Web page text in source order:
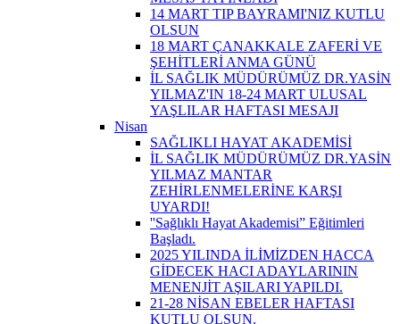
14 MART TIP BAYRAMI'NIZ KUTLU
OLSUN
18 MART ÇANAKKALE ZAFERİ VE
ŞEHİTLERİ ANMA GÜNÜ
İL SAĞLIK MÜDÜRÜMÜZ DR.YASİN
YILMAZ'IN 18-24 MART ULUSAL
YAŞLILAR HAFTASI MESAJI
Nisan
SAĞLIKLI HAYAT AKADEMİSİ
İL SAĞLIK MÜDÜRÜMÜZ DR.YASİN
YILMAZ MANTAR
ZEHİRLENMELERİNE KARŞI
UYARDI!
''Sağlıklı Hayat Akademisi” Eğitimleri
Başladı.
2025 YILINDA İLİMİZDEN HACCA
GİDECEK HACI ADAYLARININ
MENENJİT AŞILARI YAPILDI.
21-28 NİSAN EBELER HAFTASI
KUTLU OLSUN.